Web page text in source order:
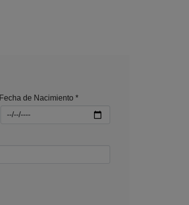
Fecha de Nacimiento *